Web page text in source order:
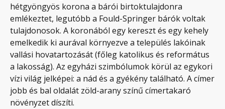
hétgyöngyös korona a bárói birtoktulajdonra
emlékeztet, legutóbb a Fould-Springer bárók voltak
tulajdonosok. A koronából egy kereszt és egy kehely
emelkedik ki aurával környezve a település lakóinak
vallási hovatartozását (főleg katolikus és református
a lakosság). Az egyházi szimbólumok körül az egykori
vízi világ jelképei: a nád és a gyékény található. A címer
jobb és bal oldalát zöld-arany színű címertakaró
növényzet díszíti.